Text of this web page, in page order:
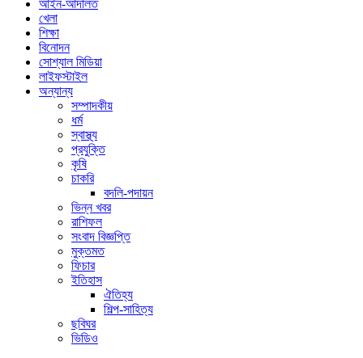
আইন-আদালত
খেলা
শিক্ষা
বিনোদন
সোশ্যাল মিডিয়া
লাইফস্টাইল
অন্যান্য
সম্পাদকীয়
ধর্ম
স্বাস্থ্য
প্রযুক্তি
কৃষি
চাকরি
বদলি-পদায়ন
ভিন্ন খবর
রাশিফল
সংবাদ বিজ্ঞপ্তি
মুক্তমত
ফিচার
ইতিহাস
ঐতিহ্য
শিল্প-সাহিত্য
ছবিঘর
ভিডিও